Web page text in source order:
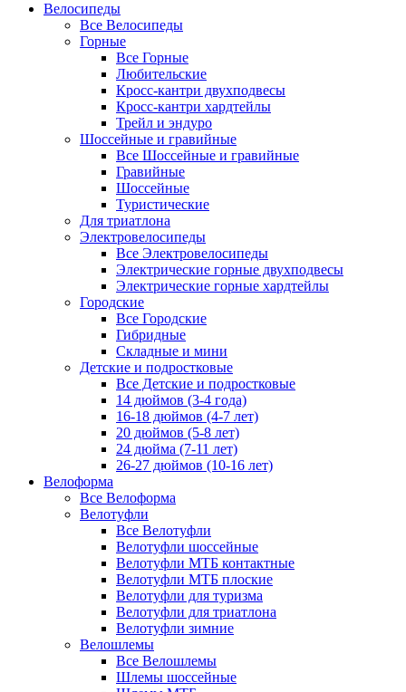
Велосипеды
Все Велосипеды
Горные
Все Горные
Любительские
Кросс-кантри двухподвесы
Кросс-кантри хардтейлы
Трейл и эндуро
Шоссейные и гравийные
Все Шоссейные и гравийные
Гравийные
Шоссейные
Туристические
Для триатлона
Электровелосипеды
Все Электровелосипеды
Электрические горные двухподвесы
Электрические горные хардтейлы
Городские
Все Городские
Гибридные
Складные и мини
Детские и подростковые
Все Детские и подростковые
14 дюймов (3-4 года)
16-18 дюймов (4-7 лет)
20 дюймов (5-8 лет)
24 дюйма (7-11 лет)
26-27 дюймов (10-16 лет)
Велоформа
Все Велоформа
Велотуфли
Все Велотуфли
Велотуфли шоссейные
Велотуфли МТБ контактные
Велотуфли МТБ плоские
Велотуфли для туризма
Велотуфли для триатлона
Велотуфли зимние
Велошлемы
Все Велошлемы
Шлемы шоссейные